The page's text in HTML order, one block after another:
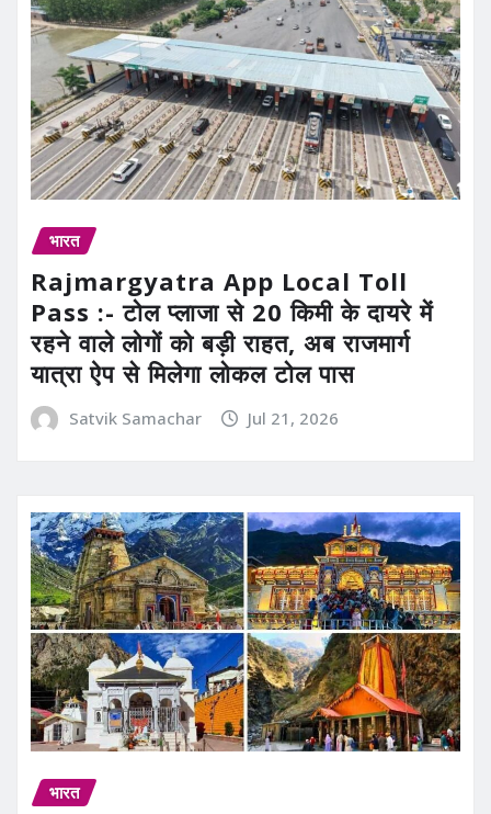
भारत
Rajmargyatra App Local Toll
Pass :- टोल प्लाजा से 20 किमी के दायरे में
रहने वाले लोगों को बड़ी राहत, अब राजमार्ग
यात्रा ऐप से मिलेगा लोकल टोल पास
Satvik Samachar Jul 21, 2026
भारत